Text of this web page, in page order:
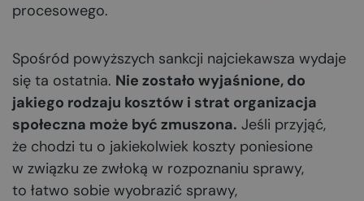
procesowego.
Spośród powyższych sankcji najciekawsza wydaje
się ta ostatnia. Nie zostało wyjaśnione, do
jakiego rodzaju kosztów i strat organizacja
społeczna może być zmuszona. Jeśli przyjąć,
że chodzi tu o jakiekolwiek koszty poniesione
w związku ze zwłoką w rozpoznaniu sprawy,
to łatwo sobie wyobrazić sprawy,